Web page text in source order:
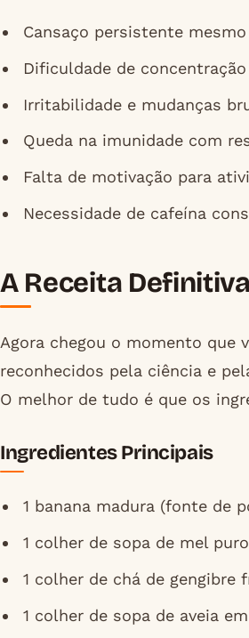
Cansaço persistente
Dificuldade de
Irritabilidade e mudanças
Queda na imunidade com
Falta de motivação para
Necessidade de cafeína
A Receita
Agora chegou o momento que
reconhecidos pela ciência e
O melhor de tudo é que os
Ingredientes Principais
1 banana madura (fonte de
1 colher de sopa de mel
1 colher de chá de
1 colher de sopa de aveia